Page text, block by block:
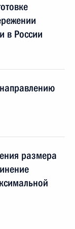
в России
размера